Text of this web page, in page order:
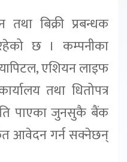
बिक्री प्रबन्धक
छ । कम्पनीका
एशियन लाइफ
तथा धितोपत्र
पाएका जुनसुकै बैंक
आवेदन गर्न सक्नेछन्